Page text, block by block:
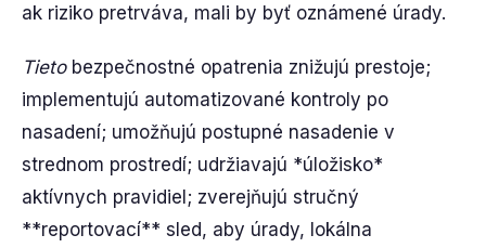
ak riziko pretrváva, mali by byť oznámené úrady.
Tietobezpečnostné opatrenia znižujú prestoje;
implementujú automatizované kontroly po
nasadení; umožňujú postupné nasadenie v
strednom prostredí; udržiavajú *úložisko*
aktívnych pravidiel; zverejňujú stručný
**reportovací** sled, aby úrady, lokálna